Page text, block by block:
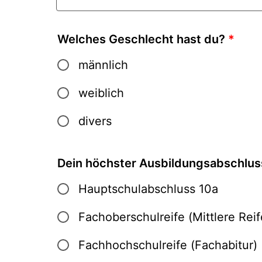
Welches Geschlecht hast du? *
männlich
weiblich
divers
Dein höchster
Hauptschulabschluss 10a
Fachoberschulreife (Mittlere
Fachhochschulreife (Fachabitur)